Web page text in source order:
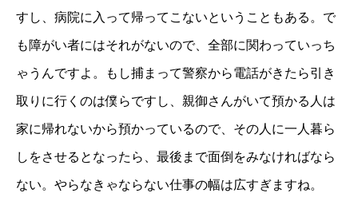
すし、病院に入って帰ってこないということもある。で
も障がい者にはそれがないので、全部に関わっていっち
ゃうんですよ。もし捕まって警察から電話がきたら引き
取りに行くのは僕らですし、親御さんがいて預かる人は
家に帰れないから預かっているので、その人に一人暮ら
しをさせるとなったら、最後まで面倒をみなければなら
ない。やらなきゃならない仕事の幅は広すぎますね。